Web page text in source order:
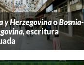
y HerzegovinaoBosnia-
, escritura